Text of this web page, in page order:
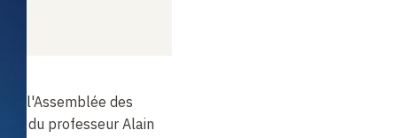
l'Assemblée des
du professeur Alain